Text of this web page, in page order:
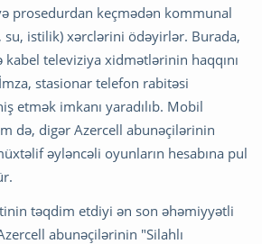
prosedurdan keçmədən kommunal
su, istilik) xərclərini ödəyirlər. Burada,
televiziya xidmətlərinin haqqını
stasionar telefon rabitəsi
etmək imkanı yaradılıb. Mobil
də, digər Azercell abunəçilərinin
əyləncəli oyunların hesabına pul
təqdim etdiyi ən son əhəmiyyətli
abunəçilərinin "Silahlı